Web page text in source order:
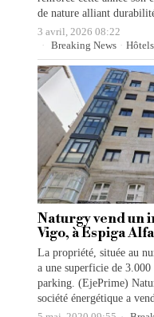
de nature alliant
3 avril, 2026 08:22
Breaking News ·
Naturgy vend un
Vigo, à Espiga
La propriété, située au
a une superficie de
parking. (EjePrime)
société énergétique a